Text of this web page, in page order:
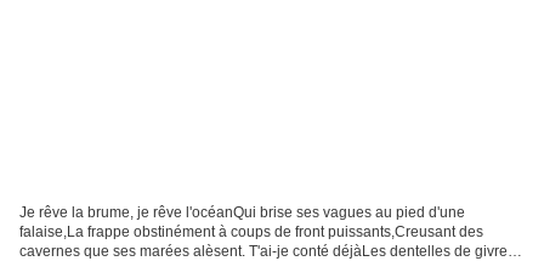
Je rêve la brume, je rêve l'océanQui brise ses vagues au pied d'une
falaise,La frappe obstinément à coups de front puissants,Creusant des
cavernes que ses marées alèsent. T'ai-je conté déjàLes dentelles de givreEt